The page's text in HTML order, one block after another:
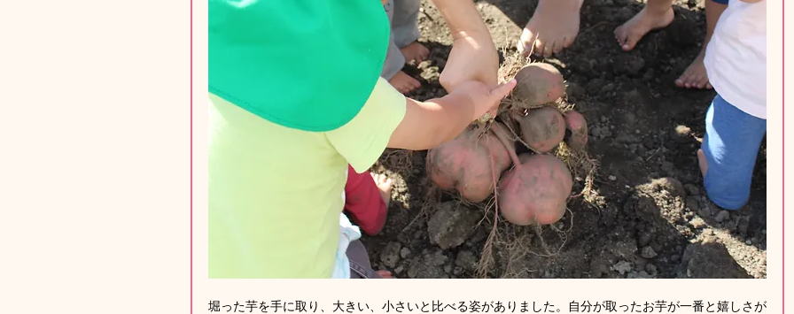
堀った芋を手に取り、大きい、小さいと比べる姿がありました。自分が取ったお芋が一番と嬉しさが